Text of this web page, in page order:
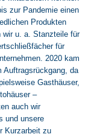
zur Pandemie einen
Produkten
wir u. a. Stanzteile für
für
2020 kam
Auftragsrückgang, da
Gasthäuser,
–
auch wir
und unsere
Kurzarbeit zu